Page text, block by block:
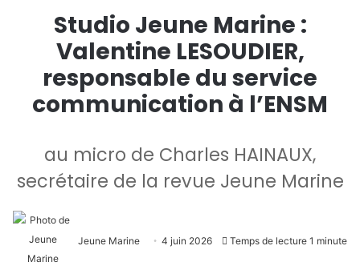
Studio Jeune Marine :
Valentine LESOUDIER,
responsable du service
communication à l’ENSM
au micro de Charles HAINAUX,
secrétaire de la revue Jeune Marine
Jeune Marine 4 juin 2026 Temps de lecture 1 minute